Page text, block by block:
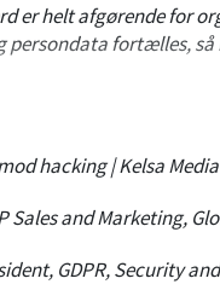
er helt afgørende for
persondata fortælles,
humor som vores
hacking | Kelsa Media
Sales and Marketing,
GDPR, Security